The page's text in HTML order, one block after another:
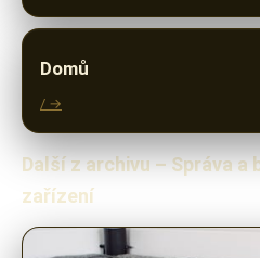
Domů
/ →
Další z archivu – Správa a
zařízení